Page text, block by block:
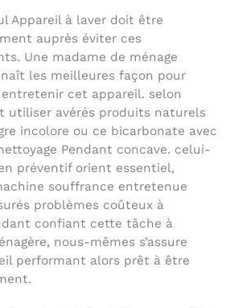
Appareil à laver doit être
auprès éviter ces
Une madame de ménage
les meilleures façon pour
cet appareil. selon
utiliser avérés produits naturels
incolore ou ce bicarbonate avec
Pendant concave. celui-
préventif orient essentiel,
souffrance entretenue
problèmes coûteux à
confiant cette tâche à
nous-mêmes s’assure
performant alors prêt à être